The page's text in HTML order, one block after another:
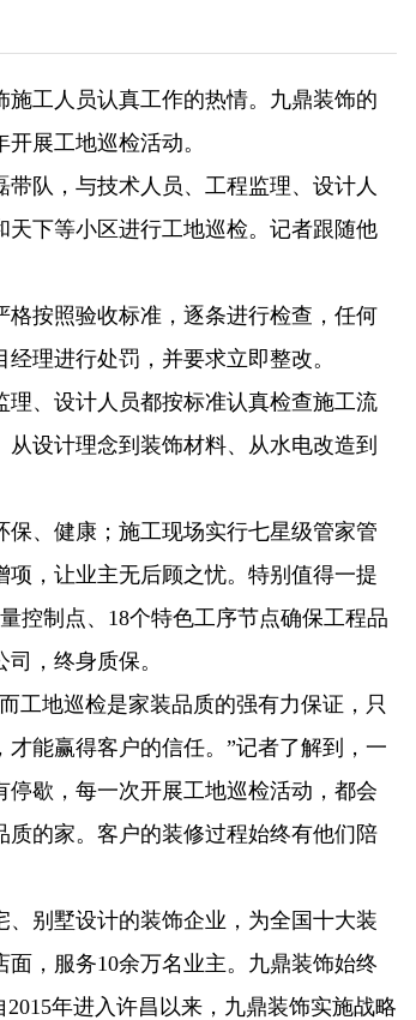
工人员认真工作的热情。九鼎装饰的
展工地巡检活动。
队，与技术人员、工程监理、设计人
下等小区进行工地巡检。记者跟随他
按照验收标准，逐条进行检查，任何
理进行处罚，并要求立即整改。
、设计人员都按标准认真检查施工流
设计理念到装饰材料、从水电改造到
、健康；施工现场实行七星级管家管
，让业主无后顾之忧。特别值得一提
控制点、18个特色工序节点确保工程品
，终身质保。
工地巡检是家装品质的强有力保证，只
能赢得客户的信任。”记者了解到，一
歇，每一次开展工地巡检活动，都会
的家。客户的装修过程始终有他们陪
别墅设计的装饰企业，为全国十大装
面，服务10余万名业主。九鼎装饰始终
年进入许昌以来，九鼎装饰实施战略